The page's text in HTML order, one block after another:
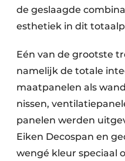
de geslaagde
esthetiek in dit
Eén van de grootste
namelijk de totale
maatpanelen als
nissen,
panelen werden
Eiken Decospan en
wengé kleur speciaal